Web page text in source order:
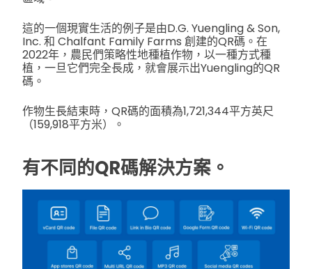
這的一個現實生活的例子是由D.G. Yuengling & Son,
Inc. 和 Chalfant Family Farms 創建的QR碼。在
2022年，農民們策略性地種植作物，以一種方式種
植，一旦它們完全長成，就會展示出Yuengling的QR
碼。
作物生長結束時，QR碼的面積為1,721,344平方英尺
（159,918平方米）。
有不同的QR碼解決方案。